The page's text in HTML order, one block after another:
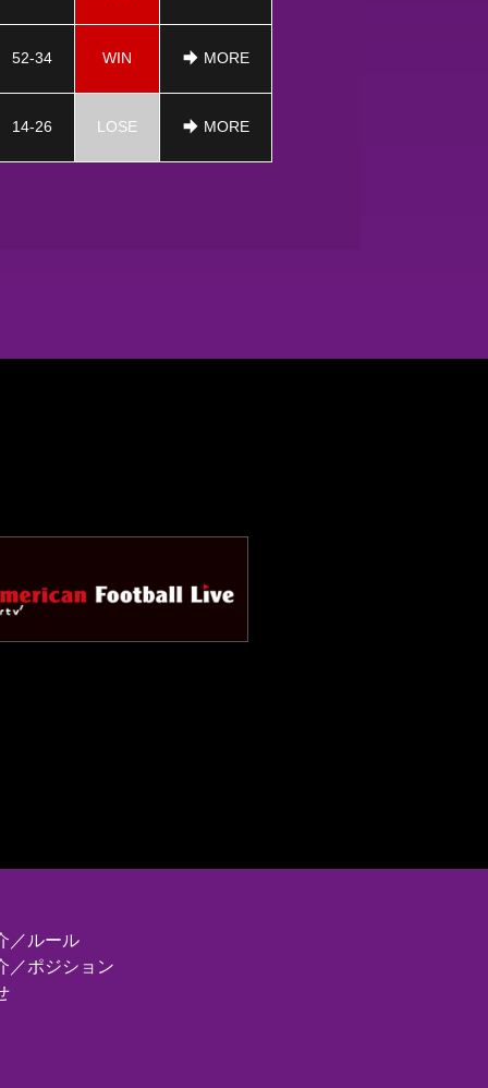
52-34 WIN MORE
14-26 LOSE MORE
／ルール
／ポジション